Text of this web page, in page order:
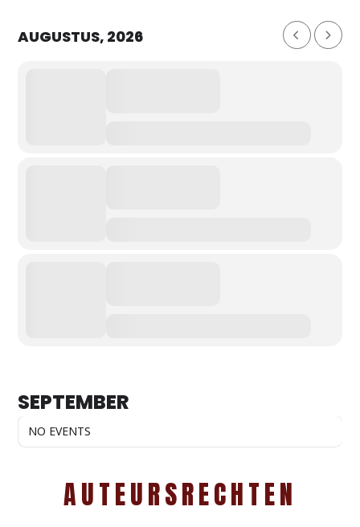
AUGUSTUS, 2026
SEPTEMBER
NO EVENTS
AUTEURSRECHTEN